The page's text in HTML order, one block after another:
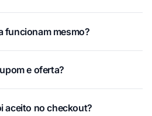
funcionam mesmo?
e oferta?
aceito no checkout?